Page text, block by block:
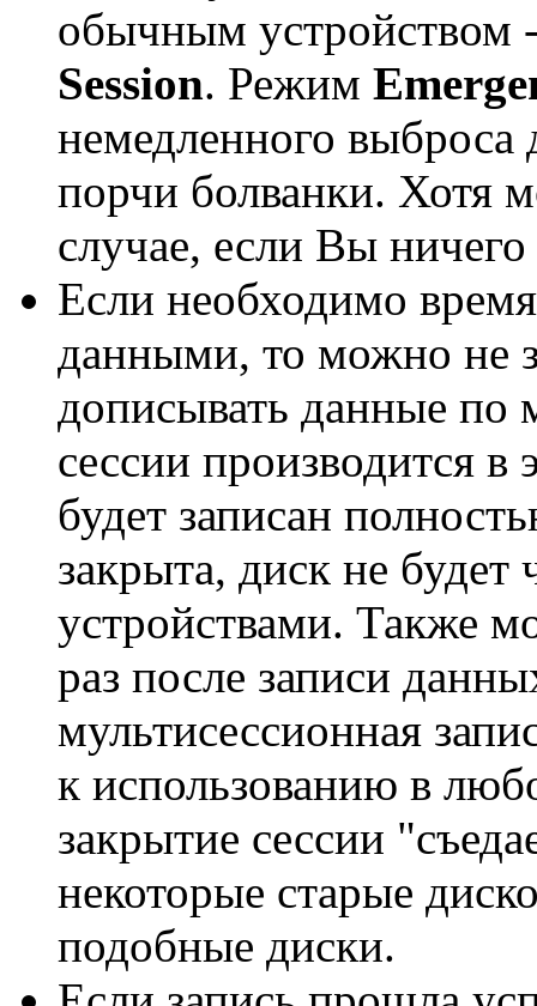
обычным
Session. Режим
немедленного выброса
порчи болванки. Хотя
случае, если Вы
Если необходимо
данными, то можно не
дописывать данные по
сессии производится в
будет записан
закрыта, диск не
устройствами. Также
раз после записи
мультисессионная
к использованию в
закрытие сессии
некоторые старые
подобные диски.